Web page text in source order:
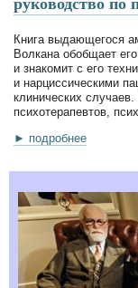
Книга выдающегося
Волкана обобщает
и знакомит с его
и нарциссическими
клинических
психотерапевтов,
► подробнее